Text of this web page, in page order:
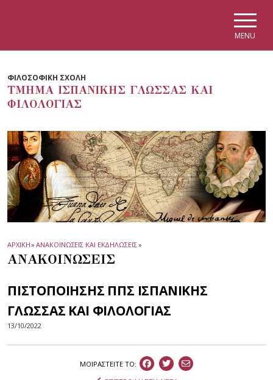
MENU
ΦΙΛΟΣΟΦΙΚΗ ΣΧΟΛΗ
ΤΜΗΜΑ ΙΣΠΑΝΙΚΗΣ ΓΛΩΣΣΑΣ ΚΑΙ
ΦΙΛΟΛΟΓΙΑΣ
ΑΡΧΙΚΗ» ΑΝΑΚΟΙΝΩΣΕΙΣ ΚΑΙ ΕΚΔΗΛΩΣΕΙΣ»
ΑΝΑΚΟΙΝΩΣΕΙΣ
ΠΙΣΤΟΠΟΙΗΣΗΣ ΠΠΣ ΙΣΠΑΝΙΚΗΣ
ΓΛΩΣΣΑΣ ΚΑΙ ΦΙΛΟΛΟΓΙΑΣ
13/10/2022
ΜΟΙΡΑΣΤEIΤΕ ΤΟ: